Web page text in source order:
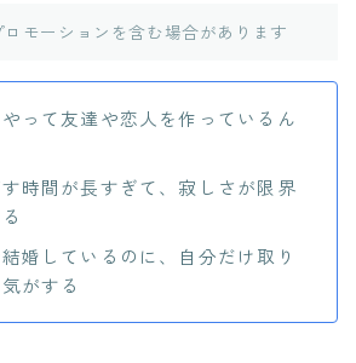
モーションを含む場合があります
って友達や恋人を作っているん
時間が長すぎて、寂しさが限界
婚しているのに、自分だけ取り
がする